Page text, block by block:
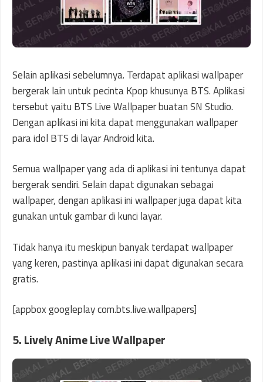
Selain aplikasi sebelumnya. Terdapat aplikasi wallpaper
bergerak lain untuk pecinta Kpop khusunya BTS. Aplikasi
tersebut yaitu BTS Live Wallpaper buatan SN Studio.
Dengan aplikasi ini kita dapat menggunakan wallpaper
para idol BTS di layar Android kita.
Semua wallpaper yang ada di aplikasi ini tentunya dapat
bergerak sendiri. Selain dapat digunakan sebagai
wallpaper, dengan aplikasi ini wallpaper juga dapat kita
gunakan untuk gambar di kunci layar.
Tidak hanya itu meskipun banyak terdapat wallpaper
yang keren, pastinya aplikasi ini dapat digunakan secara
gratis.
[appbox googleplay com.bts.live.wallpapers]
5. Lively Anime Live Wallpaper